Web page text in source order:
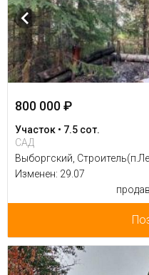
800 000 ₽
Участок • 7.5 сот.
САД
Выборгский,
Изменен: 29.07